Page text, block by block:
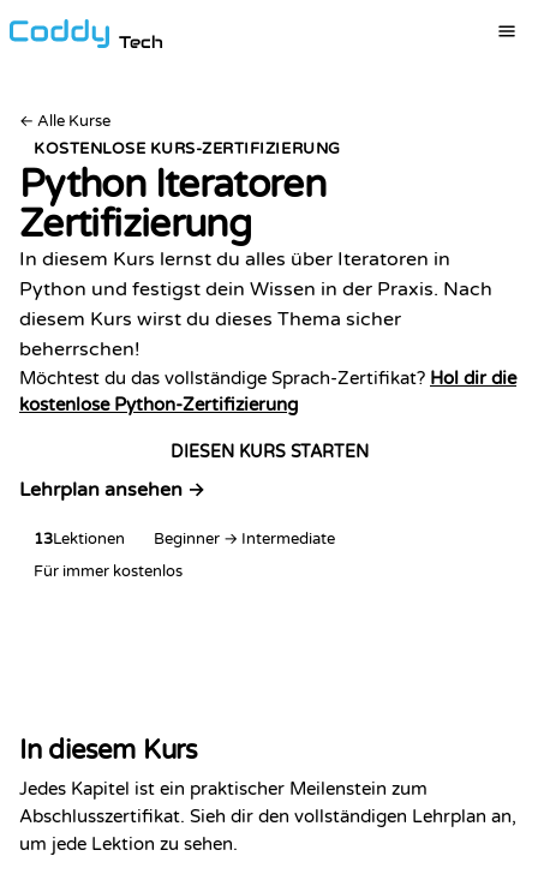
Tech
← Alle Kurse
KOSTENLOSE KURS-ZERTIFIZIERUNG
Python Iteratoren
Zertifizierung
In diesem Kurs lernst du alles über Iteratoren in
Python und festigst dein Wissen in der Praxis. Nach
diesem Kurs wirst du dieses Thema sicher
beherrschen!
Möchtest du das vollständige Sprach-Zertifikat? Hol dir die
kostenlose Python-Zertifizierung
DIESEN KURS STARTEN
Lehrplan ansehen →
13Lektionen
Beginner → Intermediate
Für immer kostenlos
Python Iteratoren
Kevin
Spektor, CTO
8/6/2026
Datum
In diesem Kurs
Jedes Kapitel ist ein praktischer Meilenstein zum
Abschlusszertifikat. Sieh dir den vollständigen Lehrplan an,
um jede Lektion zu sehen.